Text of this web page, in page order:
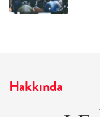
Hakkında